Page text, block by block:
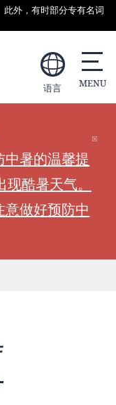
外，有时部分专有名词
语言
中暑的温馨提
酷暑天气。
做好预防中